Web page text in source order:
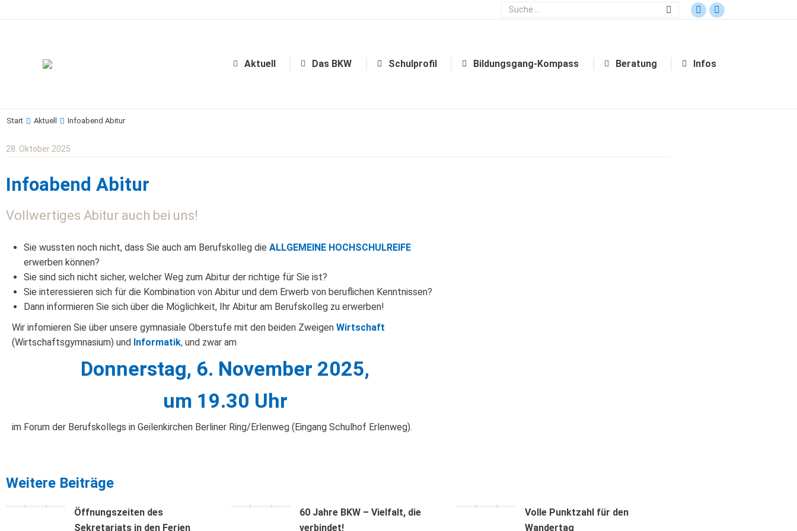
Aktuell Das BKW Schulprofil Bildungsgang-Kompass Beratung Infos
Sie befinden sich hier:
Start Aktuell Infoabend Abitur
28. Oktober 2025
Infoabend Abitur
Vollwertiges Abitur auch bei uns!
Sie wussten noch nicht, dass Sie auch am Berufskolleg die ALLGEMEINE HOCHSCHULREIFE
erwerben können?
Sie sind sich nicht sicher, welcher Weg zum Abitur der richtige für Sie ist?
Sie interessieren sich für die Kombination von Abitur und dem Erwerb von beruflichen Kenntnissen?
Dann informieren Sie sich über die Möglichkeit, Ihr Abitur am Berufskolleg zu erwerben!
Wir infomieren Sie über unsere gymnasiale Oberstufe mit den beiden Zweigen Wirtschaft
(Wirtschaftsgymnasium) und Informatik, und zwar am
Donnerstag, 6. November 2025,
um 19.30 Uhr
im Forum der Berufskollegs in Geilenkirchen Berliner Ring/Erlenweg (Eingang Schulhof Erlenweg).
Weitere Beiträge
Öffnungszeiten des
Sekretariats in den Ferien
60 Jahre BKW – Vielfalt, die
verbindet!
Volle Punktzahl für den
Wandertag
Bildungsgang-Kompass
Beratung